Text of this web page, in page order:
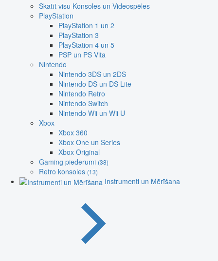
Skatīt visu Konsoles un Videospēles
PlayStation
PlayStation 1 un 2
PlayStation 3
PlayStation 4 un 5
PSP un PS Vita
Nintendo
Nintendo 3DS un 2DS
Nintendo DS un DS Lite
Nintendo Retro
Nintendo Switch
Nintendo Wii un Wii U
Xbox
Xbox 360
Xbox One un Series
Xbox Original
Gaming piederumi (38)
Retro konsoles (13)
Instrumenti un Mērīšana